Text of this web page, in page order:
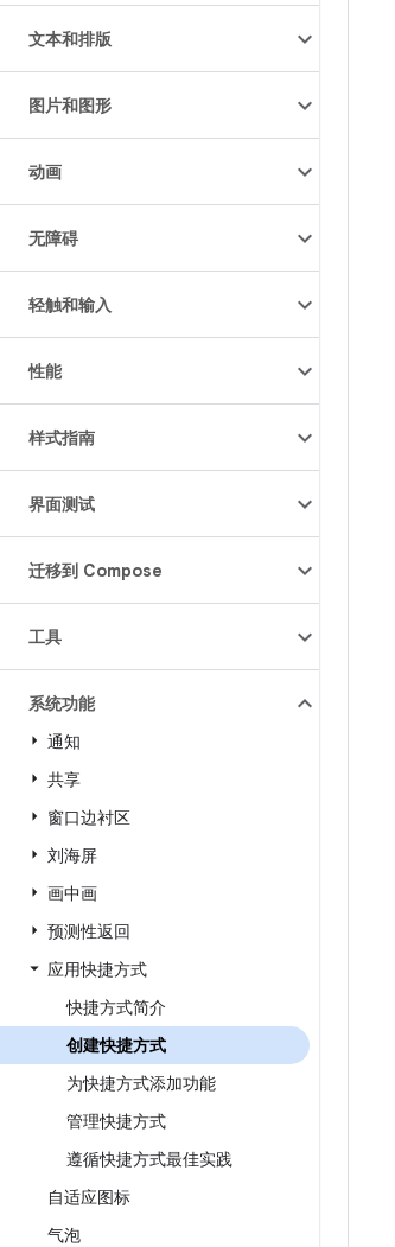
文本和排版
图片和图形
动画
无障碍
轻触和输入
性能
样式指南
界面测试
迁移到 Compose
工具
系统功能
通知
共享
窗口边衬区
刘海屏
画中画
预测性返回
应用快捷方式
快捷方式简介
创建快捷方式
为快捷方式添加功能
管理快捷方式
遵循快捷方式最佳实践
自适应图标
气泡